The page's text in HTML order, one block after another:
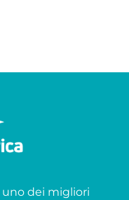
dei migliori